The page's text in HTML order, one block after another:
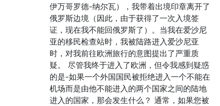
伊万哥罗德-纳尔瓦），我带着出境印章离开了
俄罗斯边境（因此，由于获得了一次入境签
证，现在我不能回俄罗斯了）。当我在爱沙尼
亚的移民检查站时，我被陆路进入爱沙尼亚
时，对我前往欧洲旅行的意图提出了严重质
疑。 尽管我终于进入了欧洲，但令我感到疑惑
的是-如果一个外国国民被拒绝进入一个不能在
机场而是由他不能进入的两个国家之间的陆地
进入的国家，那会发生什么？ 通常，如果您被